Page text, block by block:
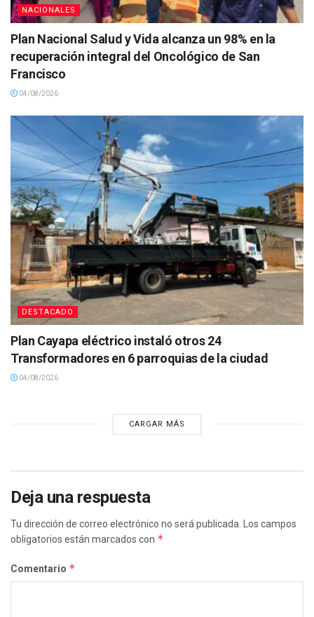
NACIONALES
Plan Nacional Salud y Vida alcanza un 98% en la
recuperación integral del Oncológico de San
Francisco
04/08/2026
DESTACADO
Plan Cayapa eléctrico instaló otros 24
Transformadores en 6 parroquias de la ciudad
04/08/2026
CARGAR MÁS
Deja una respuesta
Tu dirección de correo electrónico no será publicada.
Los campos
obligatorios están marcados con *
Comentario *